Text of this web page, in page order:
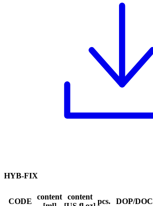
HYB-FIX
CODE
content
content
pcs. DOP/DOC